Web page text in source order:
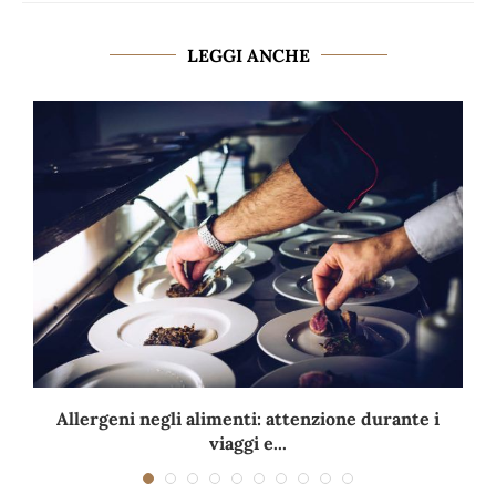
LEGGI ANCHE
Allergeni negli alimenti: attenzione durante i
viaggi e...